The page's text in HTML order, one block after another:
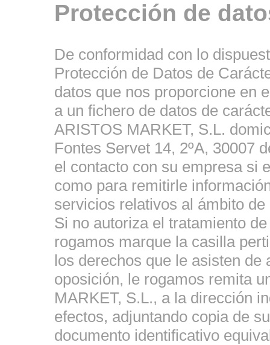
Protección de
De conformidad con lo
Protección de Datos de
datos que nos proporcione en
a un fichero de datos de
ARISTOS MARKET, S.L.
Fontes Servet 14, 2ºA, 30007
el contacto con su empresa si
como para remitirle
servicios relativos al ámbito
Si no autoriza el tratamiento
rogamos marque la casilla
los derechos que le asisten
oposición, le rogamos remita
MARKET, S.L., a la dirección
efectos, adjuntando copia de
documento identificativo